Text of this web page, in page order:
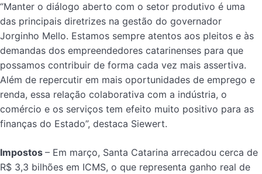
“Manter o diálogo aberto com o setor produtivo é uma
das principais diretrizes na gestão do governador
Jorginho Mello. Estamos sempre atentos aos pleitos e às
demandas dos empreendedores catarinenses para que
possamos contribuir de forma cada vez mais assertiva.
Além de repercutir em mais oportunidades de emprego e
renda, essa relação colaborativa com a indústria, o
comércio e os serviços tem efeito muito positivo para as
finanças do Estado”, destaca Siewert.
Impostos – Em março, Santa Catarina arrecadou cerca de
R$ 3,3 bilhões em ICMS, o que representa ganho real de